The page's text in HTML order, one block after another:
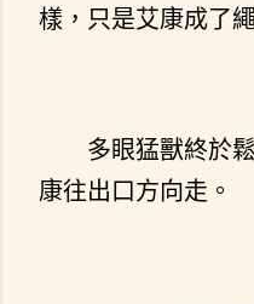
樣，只是艾康成了
多眼猛獸終於
康往出口方向走。